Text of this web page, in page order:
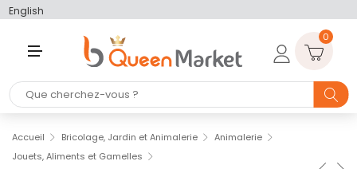
English
U
0
Accueil Bricolage, Jardin et Animalerie
Animalerie
Jouets, Aliments et Gamelles